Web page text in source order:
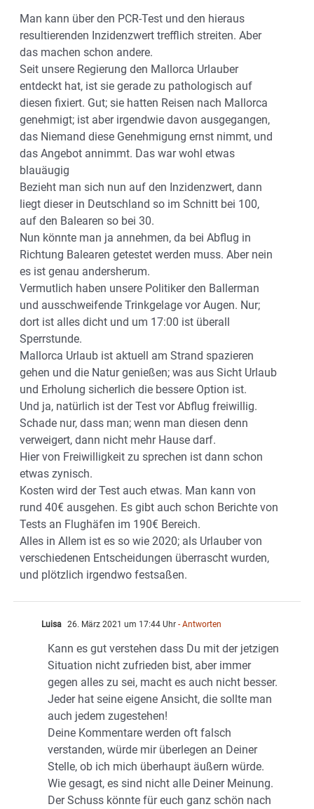
Man kann über den PCR-Test und den hieraus
resultierenden Inzidenzwert trefflich streiten. Aber
das machen schon andere.
Seit unsere Regierung den Mallorca Urlauber
entdeckt hat, ist sie gerade zu pathologisch auf
diesen fixiert. Gut; sie hatten Reisen nach Mallorca
genehmigt; ist aber irgendwie davon ausgegangen,
das Niemand diese Genehmigung ernst nimmt, und
das Angebot annimmt. Das war wohl etwas
blauäugig
Bezieht man sich nun auf den Inzidenzwert, dann
liegt dieser in Deutschland so im Schnitt bei 100,
auf den Balearen so bei 30.
Nun könnte man ja annehmen, da bei Abflug in
Richtung Balearen getestet werden muss. Aber nein
es ist genau andersherum.
Vermutlich haben unsere Politiker den Ballerman
und ausschweifende Trinkgelage vor Augen. Nur;
dort ist alles dicht und um 17:00 ist überall
Sperrstunde.
Mallorca Urlaub ist aktuell am Strand spazieren
gehen und die Natur genießen; was aus Sicht Urlaub
und Erholung sicherlich die bessere Option ist.
Und ja, natürlich ist der Test vor Abflug freiwillig.
Schade nur, dass man; wenn man diesen denn
verweigert, dann nicht mehr Hause darf.
Hier von Freiwilligkeit zu sprechen ist dann schon
etwas zynisch.
Kosten wird der Test auch etwas. Man kann von
rund 40€ ausgehen. Es gibt auch schon Berichte von
Tests an Flughäfen im 190€ Bereich.
Alles in Allem ist es so wie 2020; als Urlauber von
verschiedenen Entscheidungen überrascht wurden,
und plötzlich irgendwo festsaßen.
Luisa 26. März 2021 um 17:44 Uhr - Antworten
Kann es gut verstehen dass Du mit der jetzigen
Situation nicht zufrieden bist, aber immer
gegen alles zu sei, macht es auch nicht besser.
Jeder hat seine eigene Ansicht, die sollte man
auch jedem zugestehen!
Deine Kommentare werden oft falsch
verstanden, würde mir überlegen an Deiner
Stelle, ob ich mich überhaupt äußern würde.
Wie gesagt, es sind nicht alle Deiner Meinung.
Der Schuss könnte für euch ganz schön nach